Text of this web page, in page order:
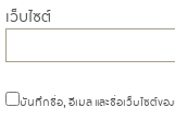
เว็บไซต์
บันทึกชื่อ, อีเมล และชื่อเว็บไซต์ขอ